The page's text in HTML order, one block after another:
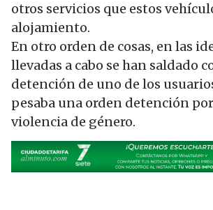
otros servicios que estos
alojamiento.
En otro orden de cosas, en las
llevadas a cabo se han saldado
detención de uno de los
pesaba una orden detención
violencia de género.